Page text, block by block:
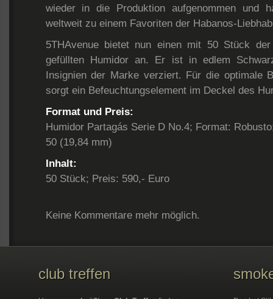
wieder in die Produktion aufgenommen und
weltweit zu einem Favoriten der Habanos-
5THAvenue bietet nun einen mit 50 Stück
gefüllten Humidor an. Er ist in edlem
Insignien der Marke verziert. Für die optimale
sorgt ein Befeuchtungselement im Deckel des
Format und Preis:
Humidor Partagás Serie D No.4; Format:
50 (19,84 mm)
Inhalt:
50 Stück; Preis: 590,- Euro
Keine Kommentare mehr möglich.
club treffen